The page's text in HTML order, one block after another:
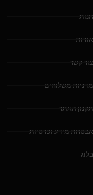
חנות
אודות
צור קשר
מדניות משלוחים
תקנון האתר
אבטחת מידע ופרטיות
בלוג